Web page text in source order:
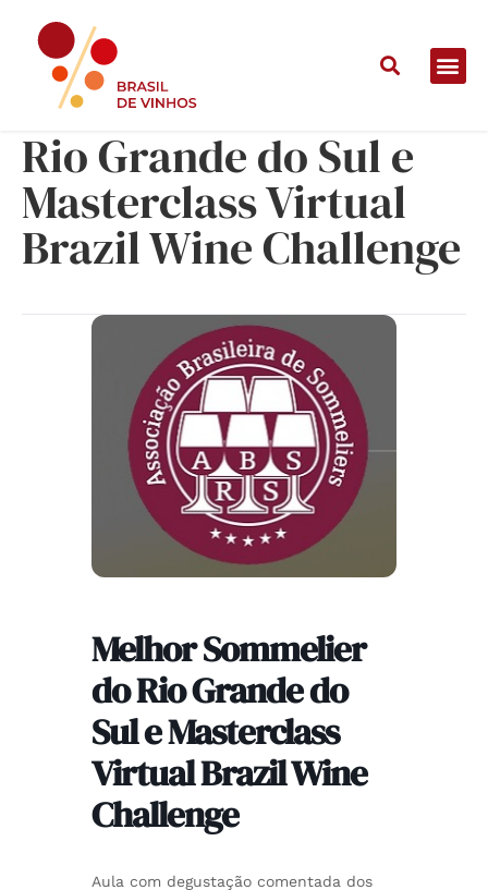
Melhor Sommelier do
Rio Grande do Sul e
Masterclass Virtual
Brazil Wine Challenge
Melhor Sommelier
do Rio Grande do
Sul e Masterclass
Virtual Brazil Wine
Challenge
Aula com degustação comentada dos